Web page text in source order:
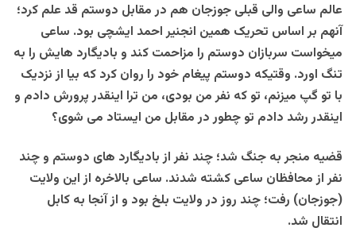
عالم ساعی والی قبلی جوزجان هم در مقابل دوستم قد علم کرد؛
آنهم بر اساس تحریک همین انجنیر احمد ایشچی بود. ساعی
میخواست سربازان دوستم را مزاحمت کند و بادیگارد هایش را به
تنگ اورد. وقتیکه دوستم پیغام خود را روان کرد که بیا از نزدیک
با تو گپ میزنم، تو که نفر من بودی، من ترا اینقدر پرورش دادم و
اینقدر رشد دادم تو چطور در مقابل من ایستاد می شوی؟
قضیه منجر به جنگ شد؛ چند نفر از بادیگارد های دوستم و چند
نفر از محافظان ساعی کشته شدند. ساعی بالاخره از این ولایت
(جوزجان) رفت؛ چند روز در ولایت بلخ بود و از آنجا به کابل
انتقال شد.